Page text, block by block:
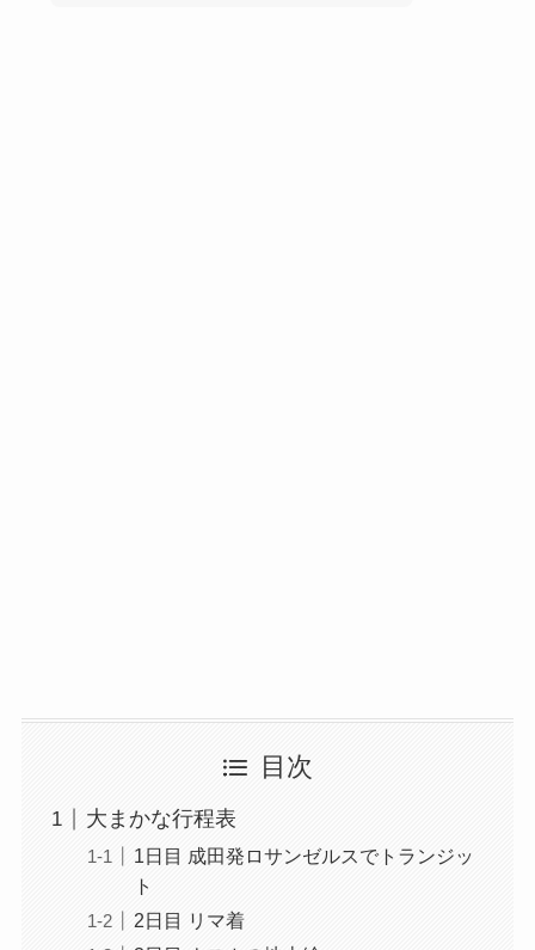
目次
大まかな行程表
1日目 成田発ロサンゼルスでトランジッ
ト
2日目 リマ着